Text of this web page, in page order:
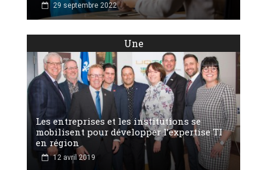
29 septembre 2022
Une
Les entreprises et les institutions se
mobilisent pour développer l’expertise TI
en région
12 avril 2019